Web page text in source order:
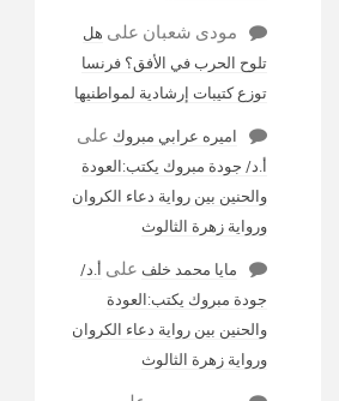
مودى شعبان على هل
تلوح الحرب في الأفق؟ فرنسا
توزع كتيبات إرشادية لمواطنيها
اميره عرابي مبروك على
أ.د/ جودة مبروك يكتب:العودة
والحنين بين رواية دعاء الكروان
ورواية زهرة الثالوث
مايا محمد خلف على أ.د/
جودة مبروك يكتب:العودة
والحنين بين رواية دعاء الكروان
ورواية زهرة الثالوث